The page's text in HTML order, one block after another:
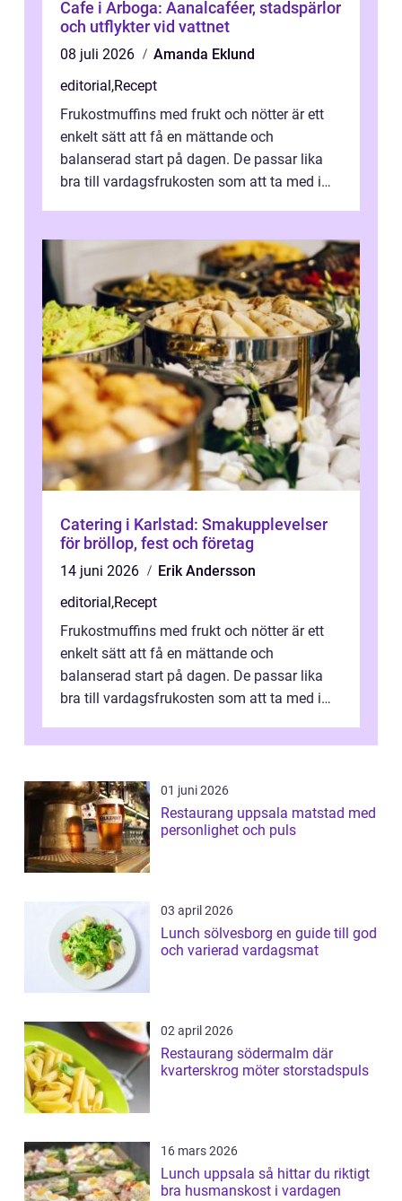
Cafe i Arboga: Aanalcaféer, stadspärlor
och utflykter vid vattnet
08 juli 2026
Amanda Eklund
editorial,Recept
Frukostmuffins med frukt och nötter är ett
enkelt sätt att få en mättande och
balanserad start på dagen. De passar lika
bra till vardagsfrukosten som att ta med i
Catering i Karlstad: Smakupplevelser
för bröllop, fest och företag
14 juni 2026
Erik Andersson
editorial,Recept
Frukostmuffins med frukt och nötter är ett
enkelt sätt att få en mättande och
balanserad start på dagen. De passar lika
bra till vardagsfrukosten som att ta med i
01 juni 2026
Restaurang uppsala matstad med
personlighet och puls
03 april 2026
Lunch sölvesborg en guide till god
och varierad vardagsmat
02 april 2026
Restaurang södermalm där
kvarterskrog möter storstadspuls
16 mars 2026
Lunch uppsala så hittar du riktigt
bra husmanskost i vardagen